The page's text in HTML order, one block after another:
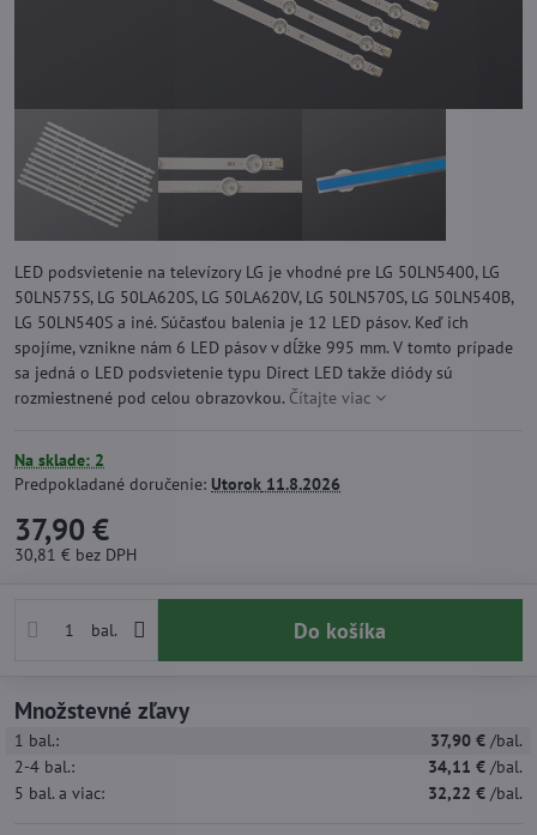
LED podsvietenie na televízory LG je vhodné pre LG 50LN5400, LG
50LN575S, LG 50LA620S, LG 50LA620V, LG 50LN570S, LG 50LN540B,
LG 50LN540S a iné. Súčasťou balenia je 12 LED pásov. Keď ich
spojíme, vznikne nám 6 LED pásov v dĺžke 995 mm. V tomto prípade
sa jedná o LED podsvietenie typu Direct LED takže diódy sú
rozmiestnené pod celou obrazovkou. Čítajte viac
Na sklade: 2
Predpokladané doručenie: Utorok 11.8.2026
37,90 €
30,81 € bez DPH
bal. Do košíka
Množstevné zľavy
1 bal.: 37,90 € /bal.
2-4 bal.: 34,11 € /bal.
5 bal. a viac: 32,22 € /bal.